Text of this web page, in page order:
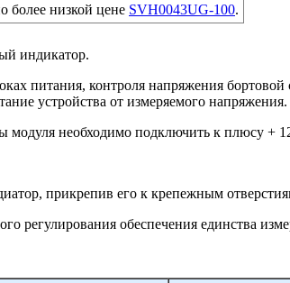
более низкой цене SVH0043UG-100.
индикатор.
питания, контроля напряжения
устройства от измеряемого напряжения.
модуля необходимо подключить к плюсу +
прикрепив его к крепежным
регулирования обеспечения единства